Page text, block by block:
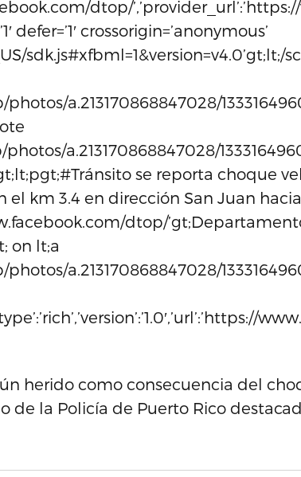
dtop/
defer=’1′ crossorigin=’anonymous’
sdk.js#xfbml=1&version=v4.0’gt;lt;/
a.213170868847028/
a.213170868847028/
se reporta choque
el km 3.4 en dirección San Juan
dtop/
on lt;a
a.213170868847028/
herido como consecuencia del
de la Policía de Puerto Rico